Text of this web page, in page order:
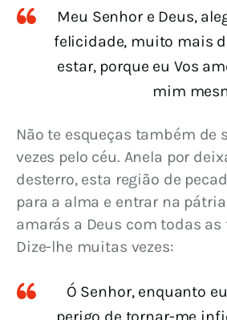
Meu Senhor e Deus,
felicidade, muito mais
estar, porque eu Vos
mim
Não te esqueças também de
vezes pelo céu. Anela por
desterro, esta região de
para a alma e entrar na
amarás a Deus com todas as
Dize-lhe muitas vezes:
Ó Senhor, enquanto
perigo de tornar-me